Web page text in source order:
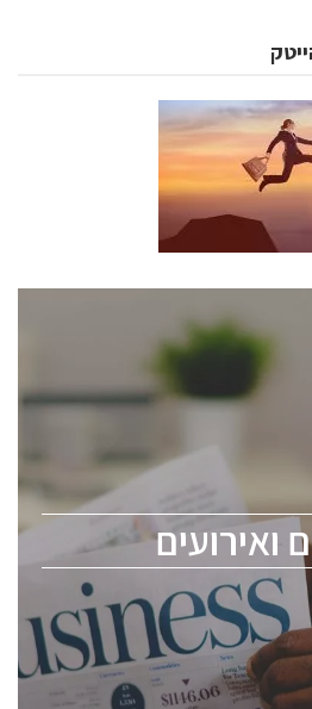
ואירועים
ואירועים
הסמיקונדקטור כולל מהנדסים,
ChipEx2026 will be held on
conference is intended for
semiconductor industry,
professional experts, and